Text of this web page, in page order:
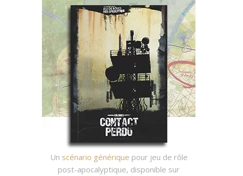
Un scénario générique pour jeu de rôle
post-apocalyptique, disponible sur